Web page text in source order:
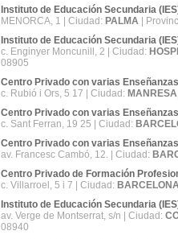
Instituto de Educación Secundaria
MENORCA, 1 | Ciudad: PALMA |
Instituto de Educación Secundaria
c. Enginyer Moncunill, 2 | Ciudad:
08905
Centro Privado con varias
c. Rubió i Ors, 5 17 | Ciudad: MANRESA
Centro Privado con varias
c. Sant Ferran, 19 25 | Ciudad:
Centro Privado con varias
av. Francesc Cambó, 12. | Ciudad:
Centro Privado de Formación
c. Villarroel, 5 i 7 | Ciudad: BARCELONA
Instituto de Educación Secundaria
av. Verge de Montserrat, s/n | Ciudad:
08940